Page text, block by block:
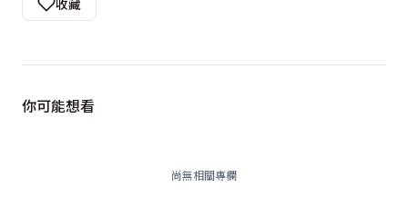
收藏
你可能想看
尚無相關專欄